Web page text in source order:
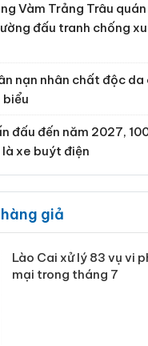
Vàm Trảng Trâu
đấu tranh chống
nạn nhân chất độc
biểu
đấu đến năm 2027,
xe buýt điện
giả
Lào Cai xử lý 83 vụ vi
mại trong tháng 7